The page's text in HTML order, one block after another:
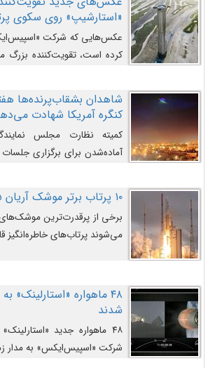
کارآفرینان این حوزه ایجاد
«استارشیپ» روی سکوی
عکس‌هایی که شرکت
کرده است، تقویت‌کننده بزرگ
شاهدان بشقاب‌پرنده‌ها
کنگره آمریکا شهادت
کمیته نظارت مجلس
آماده‌شدن برای برگزاری
می‌دانند، است و قرار است
در مقابل آنها شهادت دهند.۱۰ پرتاب برتر موشک آریان ۵ در تمام ادوار
برخی از پرقدرت‌ترین موشک‌های
می‌شوند پرتاب‌های خاطره‌انگیز
۴۸ ماهواره «استارلینک»
شدند
۴۸ ماهواره جدید
شرکت «اسپیس‌ایکس» به مدار